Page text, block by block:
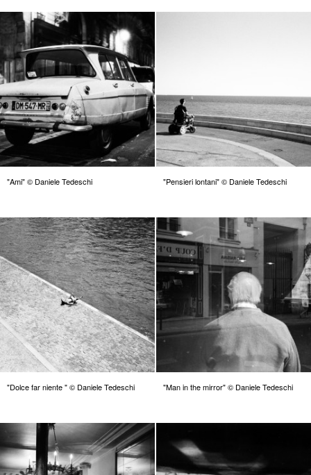
"Ami" © Daniele Tedeschi "Pensieri lontani" © Daniele Tedeschi
"Dolce far niente " © Daniele Tedeschi "Man in the mirror" © Daniele Tedeschi